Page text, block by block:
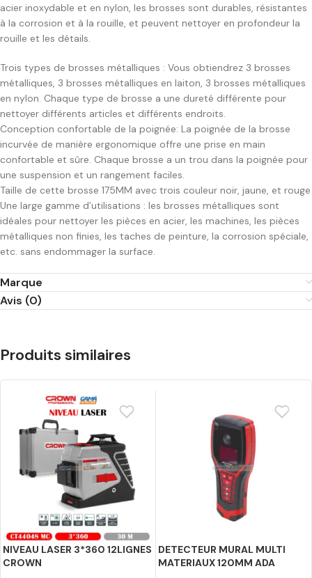
acier inoxydable et en nylon, les brosses sont durables, résistantes
à la corrosion et à la rouille, et peuvent nettoyer en profondeur la
rouille et les détails.
Trois types de brosses métalliques : Vous obtiendrez 3 brosses
métalliques, 3 brosses métalliques en laiton, 3 brosses métalliques
en nylon. Chaque type de brosse a une dureté différente pour
nettoyer différents articles et différents endroits.
Conception confortable de la poignée: La poignée de la brosse
incurvée de manière ergonomique offre une prise en main
confortable et sûre. Chaque brosse a un trou dans la poignée pour
une suspension et un rangement faciles.
Taille de cette brosse 175MM avec trois couleur noir, jaune, et rouge
Une large gamme d’utilisations : les brosses métalliques sont
idéales pour nettoyer les pièces en acier, les machines, les pièces
métalliques non finies, les taches de peinture, la corrosion spéciale,
etc. sans endommager la surface.
Marque
Avis (0)
Produits similaires
NIVEAU LASER 3*360 12LIGNES
CROWN
DETECTEUR MURAL MULTI
MATERIAUX 120MM ADA